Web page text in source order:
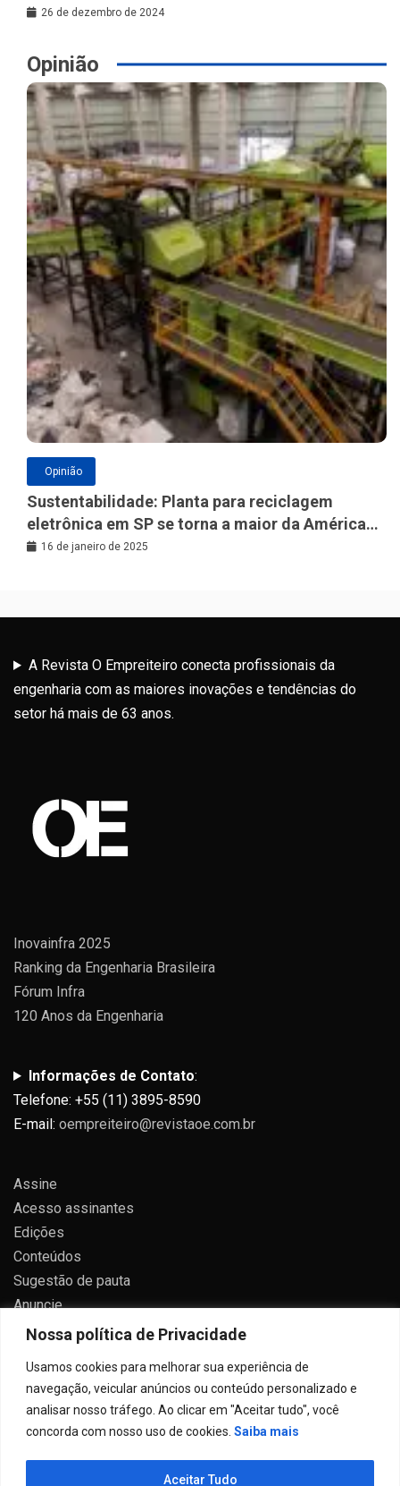
Nossa política de Privacidade
Usamos cookies para melhorar sua experiência de
navegação, veicular anúncios ou conteúdo personalizado e
analisar nosso tráfego. Ao clicar em "Aceitar tudo", você
concorda com nosso uso de cookies. Saiba mais
Aceitar Tudo
26 de dezembro de 2024
Opinião
Opinião
Sustentabilidade: Planta para reciclagem
eletrônica em SP se torna a maior da América
Latina
16 de janeiro de 2025
A Revista O Empreiteiro conecta profissionais da
engenharia com as maiores inovações e tendências do
setor há mais de 63 anos.
Inovainfra 2025
Ranking da Engenharia Brasileira
Fórum Infra
120 Anos da Engenharia
Informações de Contato:
Telefone: +55 (11) 3895-8590
E-mail: oempreiteiro@revistaoe.com.br
Assine
Acesso assinantes
Edições
Conteúdos
Sugestão de pauta
Anuncie
Contato
Todos direitos reservados 2024.